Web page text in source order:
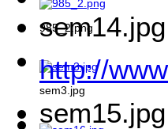
985_2.png
sem3.jpg
sem14.jpg
http://
sem15.jpg